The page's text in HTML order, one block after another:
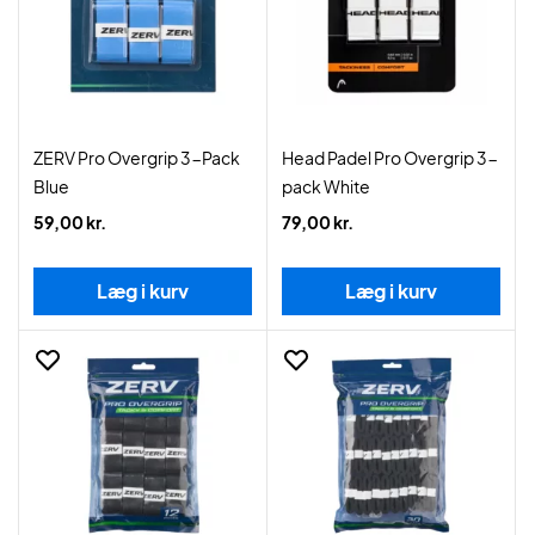
ZERV Pro Overgrip 3-Pack
Blue
59,00 kr.
Læg i kurv
Head Padel Pro Overgrip 3-
pack White
79,00 kr.
Læg i kurv